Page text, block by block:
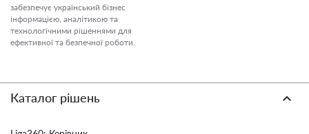
забезпечує український бізнес
інформацією, аналітикою та
технологічними рішеннями для
ефективної та безпечної роботи.
Каталог рішень